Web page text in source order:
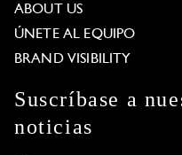
ABOUT US
ÚNETE AL EQUIPO
BRAND VISIBILITY
Suscríbase a
noticias